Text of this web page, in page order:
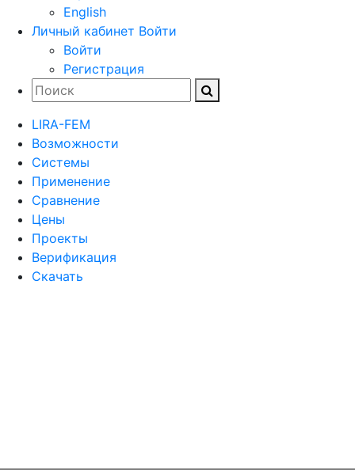
English
Личный кабинет Войти
Войти
Регистрация
LIRA-FEM
Возможности
Cистемы
Применение
Сравнение
Цены
Проекты
Верификация
Скачать